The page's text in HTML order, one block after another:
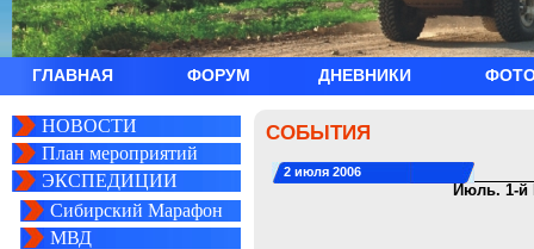
ГЛАВНАЯ ФОРУМ ДНЕВНИКИ
НОВОСТИ
План мероприятий
ЭКСПЕДИЦИИ
Сибирский Марафон
МВД
СОБЫТИЯ
2 июля 2006
Июль. 1-й